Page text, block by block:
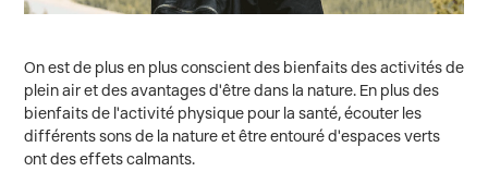
On est de plus en plus conscient des bienfaits des activités de
plein air et des avantages d'être dans la nature. En plus des
bienfaits de l'activité physique pour la santé, écouter les
différents sons de la nature et être entouré d'espaces verts
ont des effets calmants.